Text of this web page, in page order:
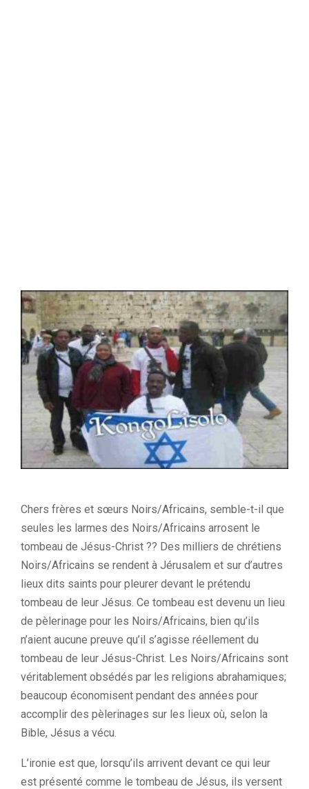
Chers frères et sœurs Noirs/Africains, semble-t-il que
seules les larmes des Noirs/Africains arrosent le
tombeau de Jésus-Christ ?? Des milliers de chrétiens
Noirs/Africains se rendent à Jérusalem et sur d’autres
lieux dits saints pour pleurer devant le prétendu
tombeau de leur Jésus. Ce tombeau est devenu un lieu
de pèlerinage pour les Noirs/Africains, bien qu’ils
n’aient aucune preuve qu’il s’agisse réellement du
tombeau de leur Jésus-Christ. Les Noirs/Africains sont
véritablement obsédés par les religions abrahamiques;
beaucoup économisent pendant des années pour
accomplir des pèlerinages sur les lieux où, selon la
Bible, Jésus a vécu.
L’ironie est que, lorsqu’ils arrivent devant ce qui leur
est présenté comme le tombeau de Jésus, ils versent